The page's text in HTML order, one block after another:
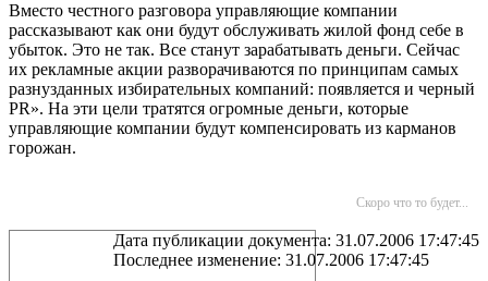
Вместо честного разговора управляющие компании
рассказывают как они будут обслуживать жилой фонд себе в
убыток. Это не так. Все станут зарабатывать деньги. Сейчас
их рекламные акции разворачиваются по принципам самых
разнузданных избирательных компаний: появляется и черный
PR». На эти цели тратятся огромные деньги, которые
управляющие компании будут компенсировать из карманов
горожан.
Скоро что то будет...
Дата публикации документа: 31.07.2006 17:47:45
Последнее изменение: 31.07.2006 17:47:45